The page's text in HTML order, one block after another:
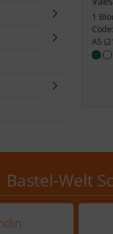
1
A5
Bastel-
Bastel-Welt
von einer 5